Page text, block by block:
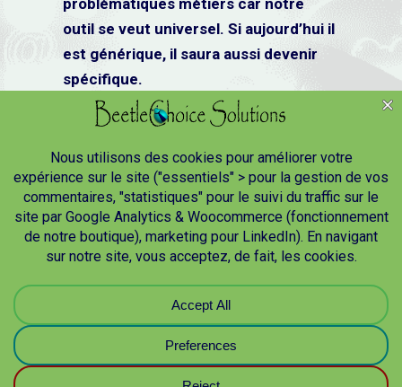
outil se veut universel. Si aujourd’hui il
est générique, il saura aussi devenir
spécifique.
Vous sentez-vous à l’aise avec l’outil
(manipulation, autonomie) ?
Appréciez-vous l’accompagnement
proposé (guides, supports
méthodologiques) ?
Que pensez-vous de notre approche
tarifaire (coût à l’usage, parrainage) ?
Que pensez-vous de l’esprit scarabée ?